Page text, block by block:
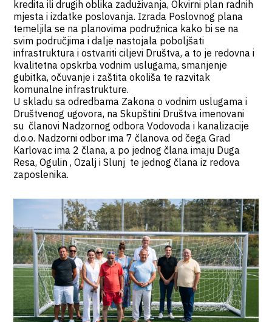
kredita ili drugih oblika zaduživanja, Okvirni plan radnih
mjesta i izdatke poslovanja. Izrada Poslovnog plana
temeljila se na planovima podružnica kako bi se na
svim područjima i dalje nastojala poboljšati
infrastruktura i ostvariti ciljevi Društva, a to je redovna i
kvalitetna opskrba vodnim uslugama, smanjenje
gubitka, očuvanje i zaštita okoliša te razvitak
komunalne infrastrukture.
U skladu sa odredbama Zakona o vodnim uslugama i
Društvenog ugovora, na Skupštini Društva imenovani
su članovi Nadzornog odbora Vodovoda i kanalizacije
d.o.o. Nadzorni odbor ima 7 članova od čega Grad
Karlovac ima 2 člana, a po jednog člana imaju Duga
Resa, Ogulin , Ozalj i Slunj te jednog člana iz redova
zaposlenika.